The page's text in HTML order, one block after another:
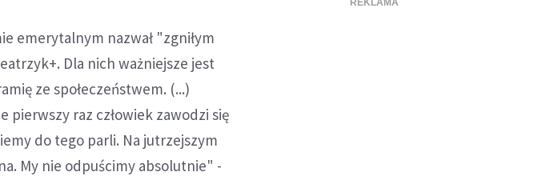
emerytalnym nazwał "zgniłym
Dla nich ważniejsze jest
ze społeczeństwem. (...)
pierwszy raz człowiek zawodzi się
do tego parli. Na jutrzejszym
My nie odpuścimy absolutnie" -